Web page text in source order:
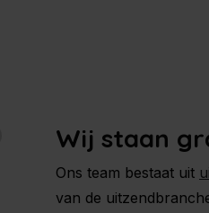
Wij staan
Ons team bestaat uit
van de